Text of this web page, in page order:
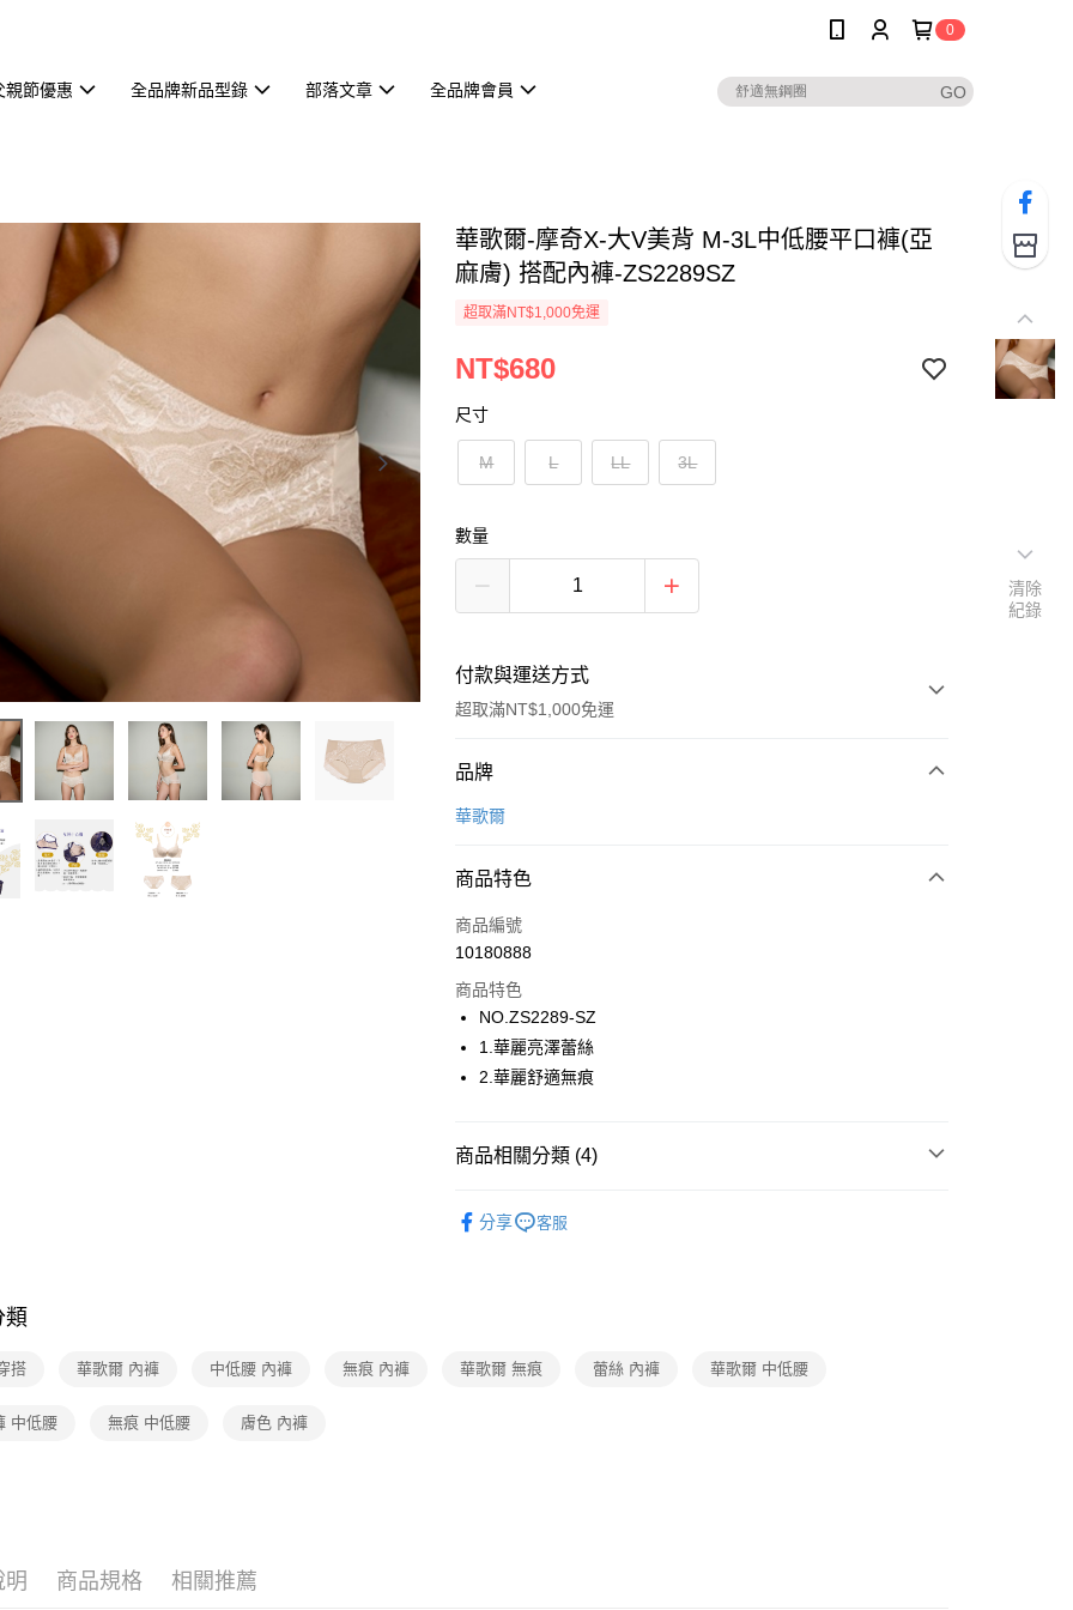
0
親節優惠 全品牌新品型錄 部落文章 全品牌會員
華歌爾-摩奇X-大V美背 M-3L中低腰平口褲(亞
麻膚) 搭配內褲-ZS2289SZ
超取滿NT$1,000免運
NT$680
尺寸
M L LL 3L
數量
付款與運送方式
超取滿NT$1,000免運
付款方式
信用卡一次付款
街口支付
ATM付款
運送方式
每筆NT$80，滿NT$1,000(含以上)免運費
每筆NT$80，滿NT$1,000(含以上)免運費
每筆NT$80，滿NT$1,000(含以上)免運費
品牌
華歌爾
商品特色
商品編號
10180888
商品特色
NO.ZS2289-SZ
1.華麗亮澤蕾絲
2.華麗舒適無痕
商品相關分類 (4)
分享 客服
類
搭 華歌爾 內褲 中低腰 內褲 無痕 內褲 華歌爾 無痕 蕾絲 內褲 華歌爾 中低腰
中低腰 無痕 中低腰 膚色 內褲
明 商品規格 相關推薦
清除
紀錄